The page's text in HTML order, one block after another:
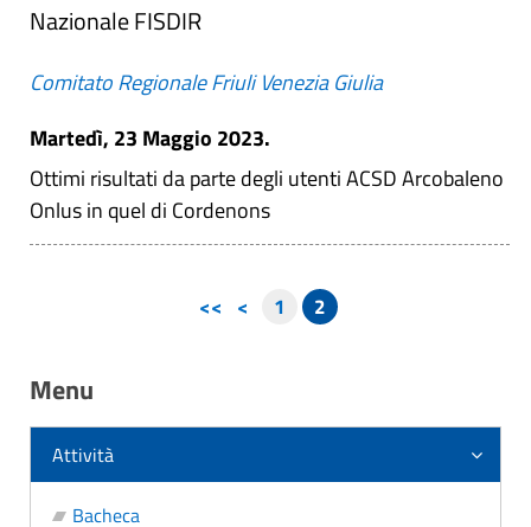
Nazionale FISDIR
Comitato Regionale Friuli Venezia Giulia
Martedì, 23 Maggio 2023.
Ottimi risultati da parte degli utenti ACSD Arcobaleno
Onlus in quel di Cordenons
<< < 1 2
Menu
Attività
Bacheca